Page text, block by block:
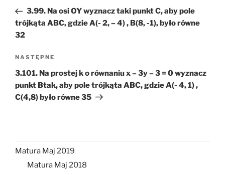
wpis3.99. Na osi OY wyznacz taki punkt C, aby pole
trójkąta ABC, gdzie A(- 2, – 4) , B(8, -1), było równe
32
Następny
wpis
NASTĘPNE
3.101. Na prostej k o równaniu x – 3y – 3 = 0 wyznacz
punkt Btak, aby pole trójkąta ABC, gdzie A(- 4, 1) ,
C(4,8) było równe 35
Matura Maj 2019
Matura Maj 2018